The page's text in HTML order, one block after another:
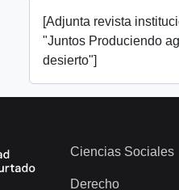
[Adjunta revista
"Juntos Produciendo
desierto"]
Ciencias Sociales
Derecho